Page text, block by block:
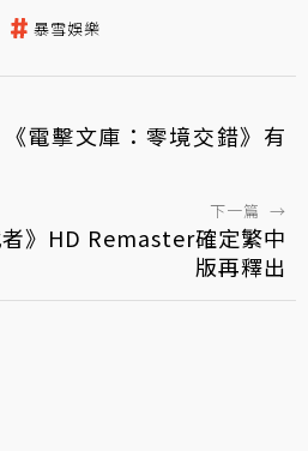
暴雪娛樂
電擊文庫：零境交錯》有
下一篇 →
》HD Remaster確定繁中
版再釋出